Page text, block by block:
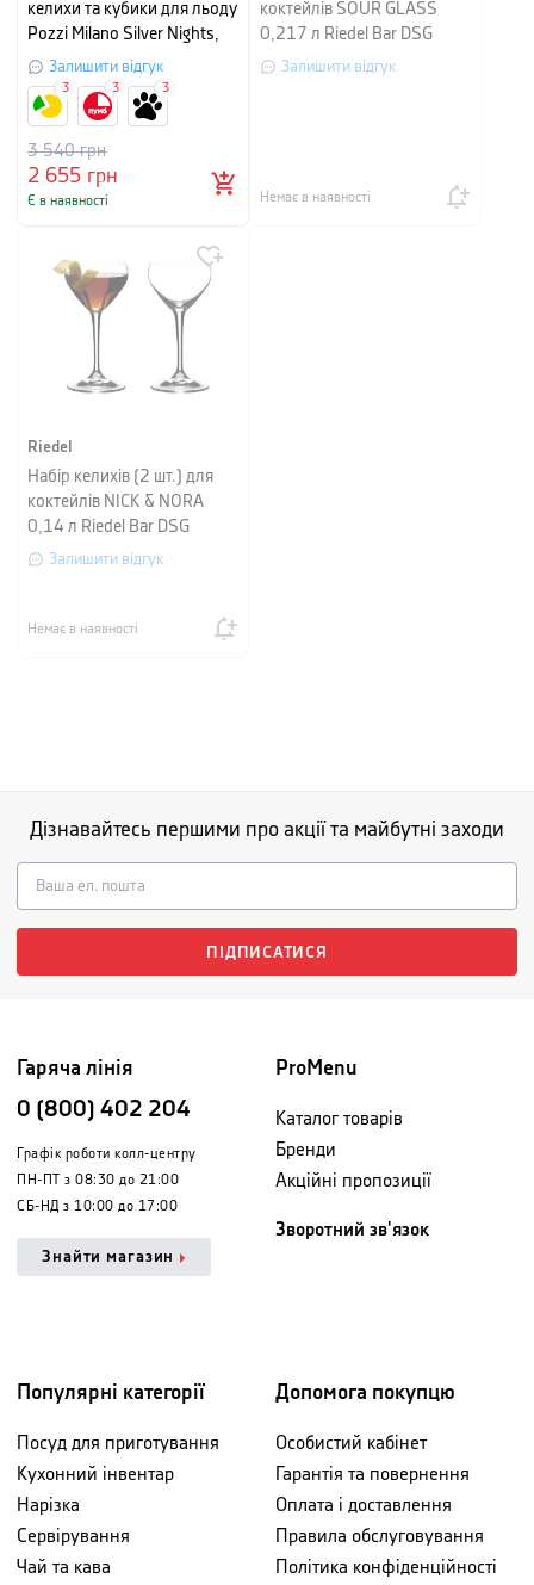
келихи та кубики для льоду
Pozzi Milano Silver Nights,
11 предметів
Залишити відгук
2 655 грн
3 540грн
Є в наявності
3 3 3
коктейлів SOUR GLASS
0,217 л Riedel Bar DSG
Залишити відгук
Немає в наявності
Riedel
Набір келихів (2 шт.) для
коктейлів NICK & NORA
0,14 л Riedel Bar DSG
Залишити відгук
Немає в наявності
Дізнавайтесь першими про акції та майбутні заходи
ПІДПИСАТИСЯ
Гаряча лінія
0 (800) 402 204
Графік роботи колл-центру
ПН-ПТ з 08:30 до 21:00
СБ-НД з 10:00 до 17:00
Знайти магазин
ProMenu
Каталог товарів
Бренди
Акційні пропозиції
Зворотний зв'язок
Популярні категорії
Посуд для приготування
Кухонний інвентар
Нарізка
Сервірування
Чай та кава
Допомога покупцю
Особистий кабінет
Гарантія та повернення
Оплата і доставлення
Правила обслуговування
Політика конфіденційності